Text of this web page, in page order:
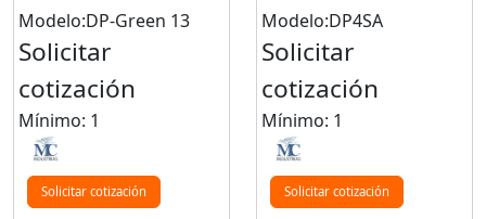
Modelo:DP-Green 13
Solicitar
cotización
Mínimo: 1
Solicitar cotización
Modelo:DP4SA
Solicitar
cotización
Mínimo: 1
Solicitar cotización